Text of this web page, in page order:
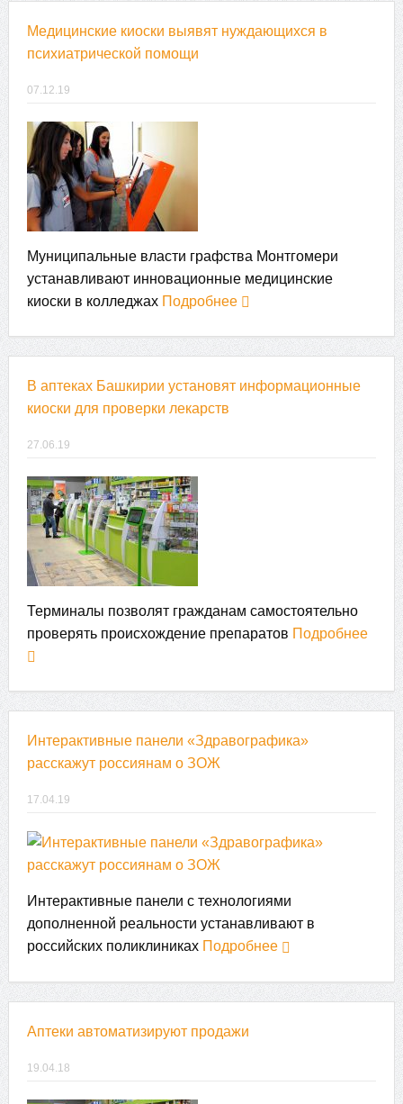
Медицинские киоски выявят нуждающихся в
психиатрической помощи
07.12.19
Муниципальные власти графства Монтгомери
устанавливают инновационные медицинские
киоски в колледжах Подробнее
В аптеках Башкирии установят информационные
киоски для проверки лекарств
27.06.19
Терминалы позволят гражданам самостоятельно
проверять происхождение препаратов Подробнее
Интерактивные панели «Здравографика»
расскажут россиянам о ЗОЖ
17.04.19
Интерактивные панели с технологиями
дополненной реальности устанавливают в
российских поликлиниках Подробнее
Аптеки автоматизируют продажи
19.04.18